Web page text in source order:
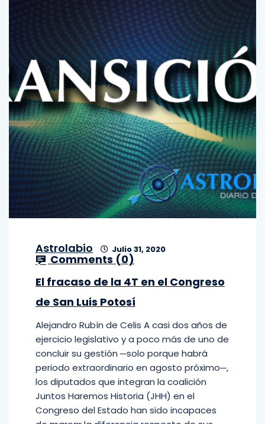
Astrolabio Julio 31, 2020
Comments (0)
El fracaso de la 4T en el Congreso
de San Luis Potosí
Alejandro Rubín de Celis A casi dos años de
ejercicio legislativo y a poco más de uno de
concluir su gestión ─solo porque habrá
periodo extraordinario en agosto próximo─,
los diputados que integran la coalición
Juntos Haremos Historia (JHH) en el
Congreso del Estado han sido incapaces